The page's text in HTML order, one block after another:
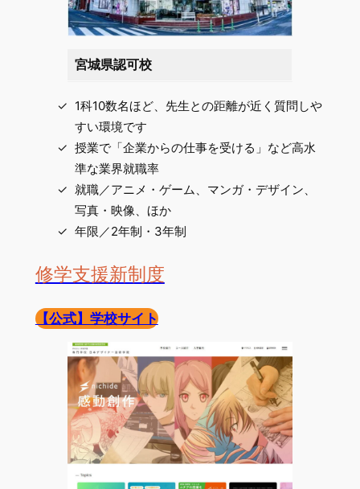
宮城県認可校
1科10数名ほど、先生との距離が近く質問しや
すい環境です
授業で「企業からの仕事を受ける」など高水
準な業界就職率
就職／アニメ・ゲーム、マンガ・デザイン、
写真・映像、ほか
年限／2年制・3年制
修学支援新制度
【公式】学校サイト